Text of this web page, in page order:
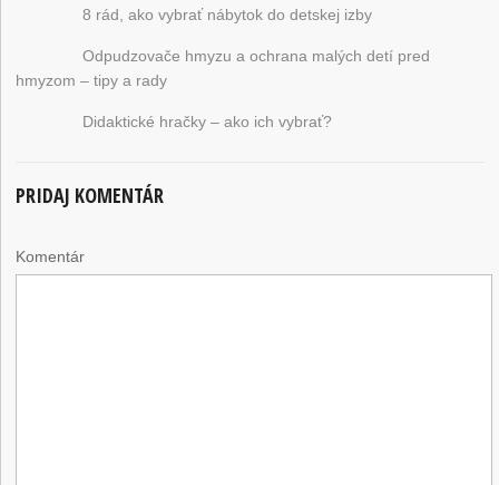
8 rád, ako vybrať nábytok do detskej izby
Odpudzovače hmyzu a ochrana malých detí pred
hmyzom – tipy a rady
Didaktické hračky – ako ich vybrať?
PRIDAJ KOMENTÁR
Komentár